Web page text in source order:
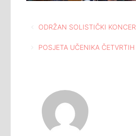
Navigacija
članaka
POSJETA UČENIKA ČETVRTIH RAZREDA JU OŠ CENTAR